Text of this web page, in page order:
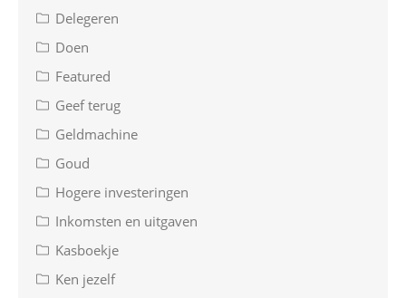
Delegeren
Doen
Featured
Geef terug
Geldmachine
Goud
Hogere investeringen
Inkomsten en uitgaven
Kasboekje
Ken jezelf